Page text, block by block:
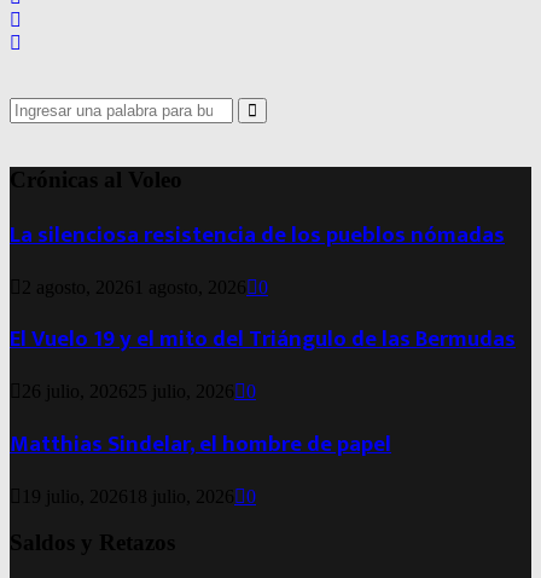
Search
for:
Search
Crónicas al Voleo
La silenciosa resistencia de los pueblos nómadas
2 agosto, 2026 1 agosto, 2026 0
El Vuelo 19 y el mito del Triángulo de las Bermudas
26 julio, 2026 25 julio, 2026 0
Matthias Sindelar, el hombre de papel
19 julio, 2026 18 julio, 2026 0
Saldos y Retazos